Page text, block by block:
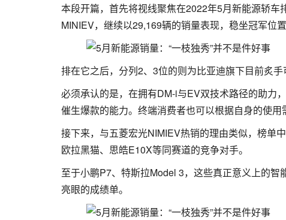
本段开篇，首先将视线聚焦在2022年5月新能源轿
MINIEV，继续以29,169辆的销量表现，稳坐冠军位置
排在它之后，分列2、3位的则为比亚迪旗下目前炙
必须承认的是，在拥有DM-i与EV双技术路径的助力
催生爆款的能力。终端消费者也可以根据自身的使用
接下来，与五菱宏光NIMIEV热销的理由类似，榜单
欧拉黑猫、思皓E10X等同赛道的竞争对手。
至于小鹏P7、特斯拉Model 3，这些真正意义上的
亮眼的成绩单。